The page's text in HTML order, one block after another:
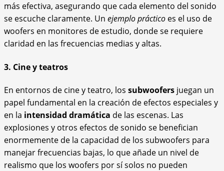
más efectiva, asegurando que cada elemento del sonido
se escuche claramente. Un ejemplo práctico es el uso de
woofers en monitores de estudio, donde se requiere
claridad en las frecuencias medias y altas.
3. Cine y teatros
En entornos de cine y teatro, los subwoofers juegan un
papel fundamental en la creación de efectos especiales y
en la intensidad dramática de las escenas. Las
explosiones y otros efectos de sonido se benefician
enormemente de la capacidad de los subwoofers para
manejar frecuencias bajas, lo que añade un nivel de
realismo que los woofers por sí solos no pueden